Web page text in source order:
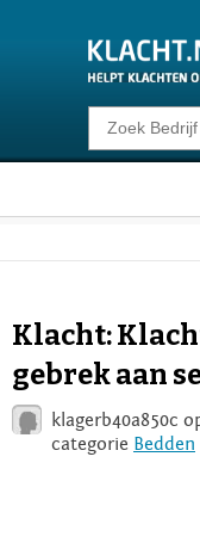
Klacht
Voor
Login
Klacht:
gebrek aan
klagerb40a850c
categorie Bedden